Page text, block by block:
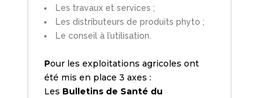
Les travaux et services ;
Les distributeurs de produits phyto ;
Le conseil à l’utilisation.
Pour les exploitations agricoles ont
été mis en place 3 axes :
Les Bulletins de Santé du